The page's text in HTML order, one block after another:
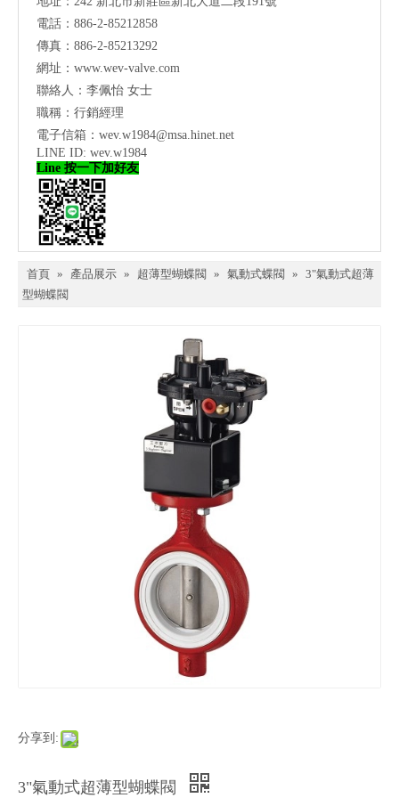
電話：886-2-85212858
傳真：886-2-85213292
網址： www.wev-valve.com
聯絡人：李佩怡 女士
職稱：行銷經理
電子信箱： wev.w1984@msa.hinet.net
LINE ID: wev.w1984
Line 按一下加好友
首頁 » 產品展示 » 超薄型蝴蝶閥 » 氣動式蝶閥 » 3"氣動式超薄
型蝴蝶閥
分享到:
3"氣動式超薄型蝴蝶閥